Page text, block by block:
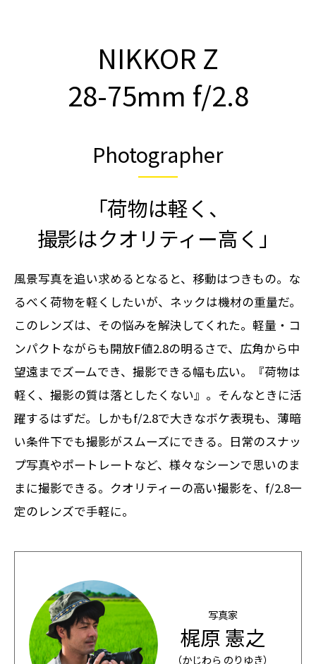
NIKKOR Z
28-75mm f/2.8
Photographer
「荷物は軽く、
撮影はクオリティー高く」
風景写真を追い求めるとなると、移動はつきもの。な
るべく荷物を軽くしたいが、ネックは機材の重量だ。
このレンズは、その悩みを解決してくれた。軽量・コ
ンパクトながらも開放F値2.8の明るさで、広角から中
望遠までズームでき、撮影できる幅も広い。『荷物は
軽く、撮影の質は落としたくない』。そんなときに活
躍するはずだ。しかもf/2.8で大きなボケ表現も、薄暗
い条件下でも撮影がスムーズにできる。日常のスナッ
プ写真やポートレートなど、様々なシーンで思いのま
まに撮影できる。クオリティーの高い撮影を、f/2.8一
定のレンズで手軽に。
写真家
梶原 憲之
（かじわら のりゆき）